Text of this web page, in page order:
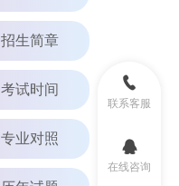
联系客服
在线咨询
招生简章
考试时间
专业对照